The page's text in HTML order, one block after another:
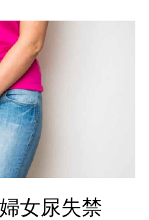
女尿失禁